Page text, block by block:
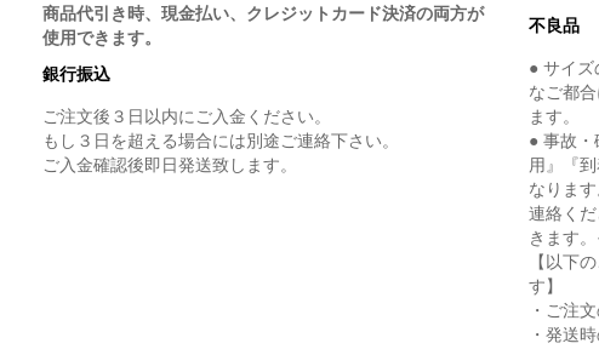
商品代引き時、現金払い、クレジットカード決済の両方が
使用できます。
銀行振込
ご注文後３日以内にご入金ください。
もし３日を超える場合には別途ご連絡下さい。
ご入金確認後即日発送致します。
不良品
● サイズ
なご都
ます。
● 事故・
用』『
なりま
連絡く
きます
【以下
す】
・ご注
・発送